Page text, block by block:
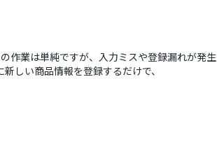
作業は単純ですが、入力ミスや登録漏れが発生
しい商品情報を登録するだけで、